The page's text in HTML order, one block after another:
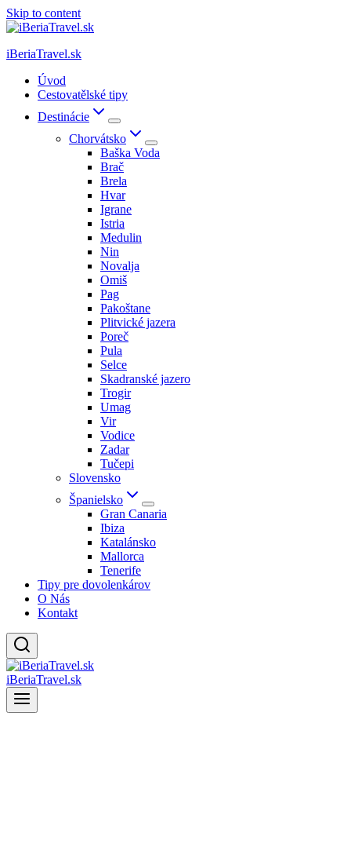
Skip to content
iBeriaTravel.sk
Úvod
Cestovatělské tipy
Destinácie
Chorvátsko
Baška Voda
Brač
Brela
Hvar
Igrane
Istria
Medulin
Nin
Novalja
Omiš
Pag
Pakoštane
Plitvické jazera
Poreč
Pula
Selce
Skadranské jazero
Trogir
Umag
Vir
Vodice
Zadar
Tučepi
Slovensko
Španielsko
Gran Canaria
Ibiza
Katalánsko
Mallorca
Tenerife
Tipy pre dovolenkárov
O Nás
Kontakt
iBeriaTravel.sk